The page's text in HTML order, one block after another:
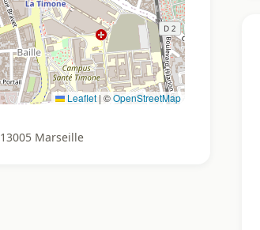
Leaflet | ©OpenStreetMap
Marseille